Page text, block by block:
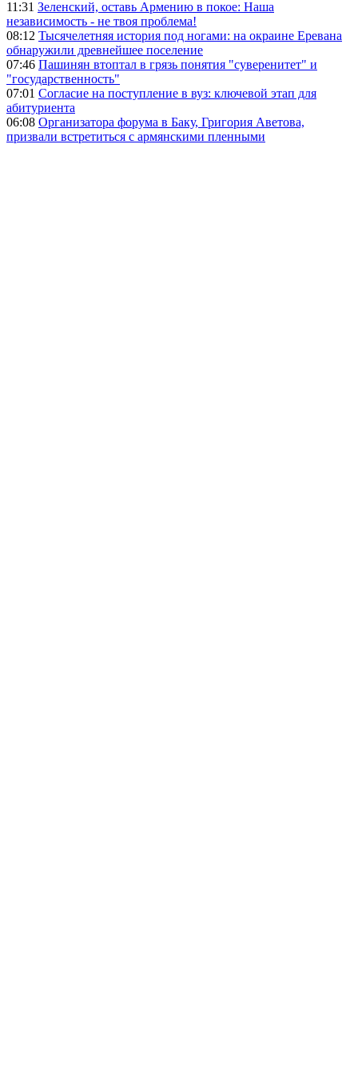
11:31 Зеленский, оставь Армению в покое: Наша
независимость - не твоя проблема!
08:12 Тысячелетняя история под ногами: на окраине Еревана
обнаружили древнейшее поселение
07:46 Пашинян втоптал в грязь понятия "суверенитет" и
"государственность"
07:01 Согласие на поступление в вуз: ключевой этап для
абитуриента
06:08 Организатора форума в Баку, Григория Аветова,
призвали встретиться с армянскими пленными